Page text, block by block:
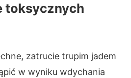
toksycznych
zatrucie trupim jadem
w wyniku wdychania